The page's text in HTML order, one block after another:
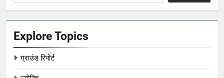
Explore Topics
ग्राउंड रिपोर्ट